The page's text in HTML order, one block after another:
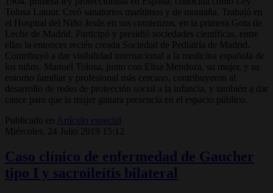
Tolosa Latour. Creó sanatorios marítimos y de montaña. Trabajó en
el Hospital del Niño Jesús en sus comienzos, en la primera Gota de
Leche de Madrid. Participó y presidió sociedades científicas, entre
ellas la entonces recién creada Sociedad de Pediatría de Madrid.
Contribuyó a dar visibilidad internacional a la medicina española de
los niños. Manuel Tolosa, junto con Elisa Mendoza, su mujer, y su
entorno familiar y profesional más cercano, contribuyeron al
desarrollo de redes de protección social a la infancia, y también a dar
cauce para que la mujer ganara presencia en el espacio público.
Publicado en
Artículo especial
Miércoles, 24 Julio 2019 15:12
Caso clínico de enfermedad de Gaucher
tipo I y sacroileítis bilateral